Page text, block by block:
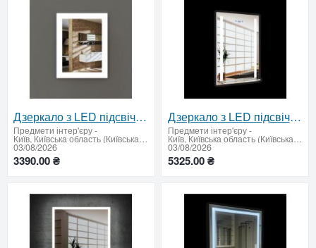
Дзеркало з LED підсвічуванням 950 х 750 мм
Предмети інтер'єру-
Київ, Київська область (Київська область - продати купити)
03/08/2026
3390.00 ₴
Дзеркало з LED підсвічуванням,полицею, кнопками та годинником 950 х 650 мм.
Предмети інтер'єру-
Київ, Київська область (Київська область - продати купити)
03/08/2026
5325.00 ₴